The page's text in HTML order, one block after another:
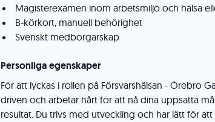
Magisterexamen inom arbetsmiljö och hälsa
B-körkort, manuell behörighet
Svenskt medborgarskap
Personliga egenskaper
För att lyckas i rollen på Försvarshälsan - Örebro
driven och arbetar hårt för att nå dina uppsatta
resultat. Du trivs med utveckling och har lätt för